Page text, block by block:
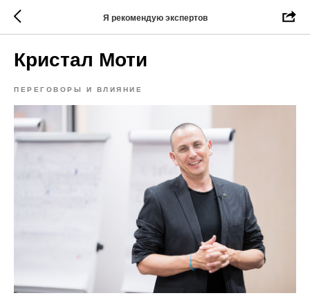
Я рекомендую экспертов
Кристал Моти
ПЕРЕГОВОРЫ И ВЛИЯНИЕ